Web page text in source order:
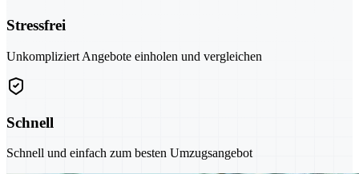
Stressfrei
Unkompliziert Angebote einholen und vergleichen
Schnell
Schnell und einfach zum besten Umzugsangebot